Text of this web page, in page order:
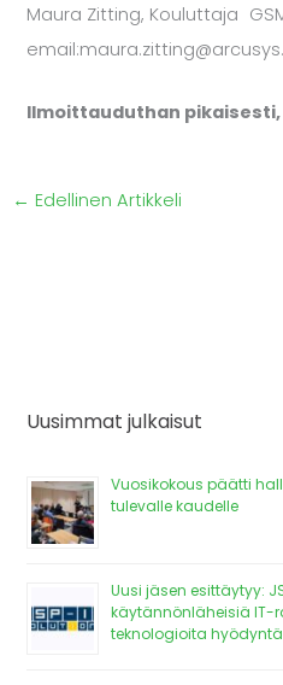
Maura Zitting, Kouluttaja
Ilmoittauduthan
← Edellinen Artikkeli
Uusimmat julkaisut
Vuosikokous päätti
tulevalle kaudelle
Uusi jäsen esittäytyy:
käytännönläheisiä IT-
teknologioita